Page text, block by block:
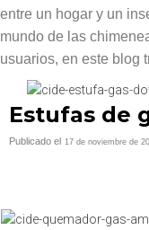
entre un hogar y un
mundo de las
usuarios, en este blog
Estufas de
Publicado el 17 de noviembre de